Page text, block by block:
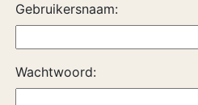
Gebruikersnaam:
Wachtwoord: